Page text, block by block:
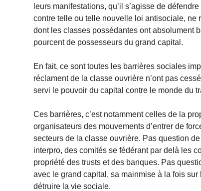
leurs manifestations, qu’il s’agisse de
contre telle ou telle nouvelle loi antisociale,
dont les classes possédantes ont absolument
pourcent de possesseurs du grand capital.
En fait, ce sont toutes les barrières sociales
réclament de la classe ouvrière n’ont pas
servi le pouvoir du capital contre le monde du
Ces barrières, c’est notamment celles de la
organisateurs des mouvements d’entrer de
secteurs de la classe ouvrière. Pas question
interpro, des comités se fédérant par delà les
propriété des trusts et des banques. Pas
avec le grand capital, sa mainmise à la fois sur
détruire la vie sociale.